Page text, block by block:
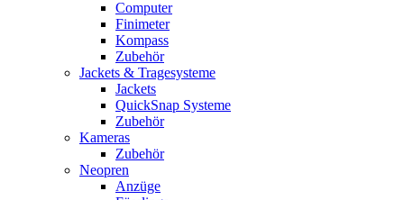
Computer
Finimeter
Kompass
Zubehör
Jackets & Tragesysteme
Jackets
QuickSnap Systeme
Zubehör
Kameras
Zubehör
Neopren
Anzüge